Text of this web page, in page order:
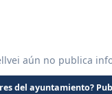
aún no publica
del ayuntamiento?